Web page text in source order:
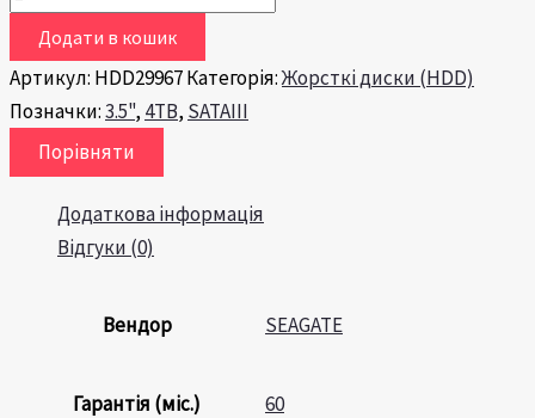
Додати в кошик
Артикул: HDD29967Категорія:Жорсткі диски (HDD)
Позначки:3.5", 4TB, SATAIII
Порівняти
Додаткова інформація
Відгуки (0)
Вендор SEAGATE
Гарантія (міс.) 60